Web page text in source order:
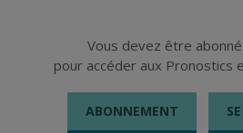
Vous devez être
pour accéder aux Pronostics
ABONNEMENT